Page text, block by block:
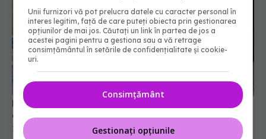
Premieră medicală. Un robot umanoid a operat
cu succes un animal viu
19 iul 2026, 15:00
Unii furnizori vă pot prelucra datele cu caracter personal în
interes legitim, față de care puteți obiecta prin gestionarea
opțiunilor de mai jos. Căutați un link în partea de jos a
acestei pagini pentru a gestiona sau a vă retrage
consimțământul în setările de confidențialitate și cookie-
uri.
Consimțământ
Gestionați opțiunile